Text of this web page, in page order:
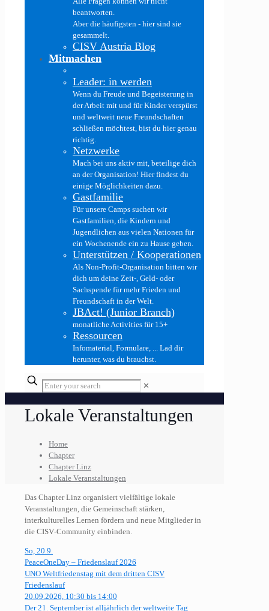
beantworten.
Aber die häufigsten - hier sind sie
gesammelt.
CISV Austria Blog
Mitmachen
Leader: in werden
Wenn du Freude und Begeisterung in
der Arbeit mit und für Kinder verspürst
und weltweit neue Freundschaften
schließen möchtest, bist du hier genau
richtig.
Netzwerke
Mach bei uns aktiv mit, beteilige dich
an der Organisation! Hier findest du
einige Möglichkeiten dazu.
Gastfamilie
Für unsere Camps suchen wir
Gastfamilien, die Kindern und
Jugendlichen aus vielen Nationen für
ein Wochenende ein zu Hause geben.
Unterstützen / Kooperationen
Als Non-Profit-Organisation bitten wir
dich um deine Zeit-, Geld- oder
Sachspende für mehr Frieden und
Freundschaft in der Welt.
JBAct! (Junior Branch)
monatliche Activities für 15+
Ressourcen
Infomaterial, Formulare, ... Lad dir
herunter, was du brauchst.
✕
Lokale Veranstaltungen
Home
Chapter
Chapter Linz
Lokale Veranstaltungen
Das Chapter Linz organisiert vielfältige lokale
Veranstaltungen, die Gemeinschaft stärken,
interkulturelles Lernen fördern und neue Mitglieder in
die CISV‑Community einbinden.
So, 20.9.
PeaceOneDay – Friedenslauf 2026
UNO Weltfriedenstag mit dem dritten CISV
Friedenslauf
20.09.2026, 10:30 bis 14:00
Der 21. September ist alljährlich der weltweite Tag